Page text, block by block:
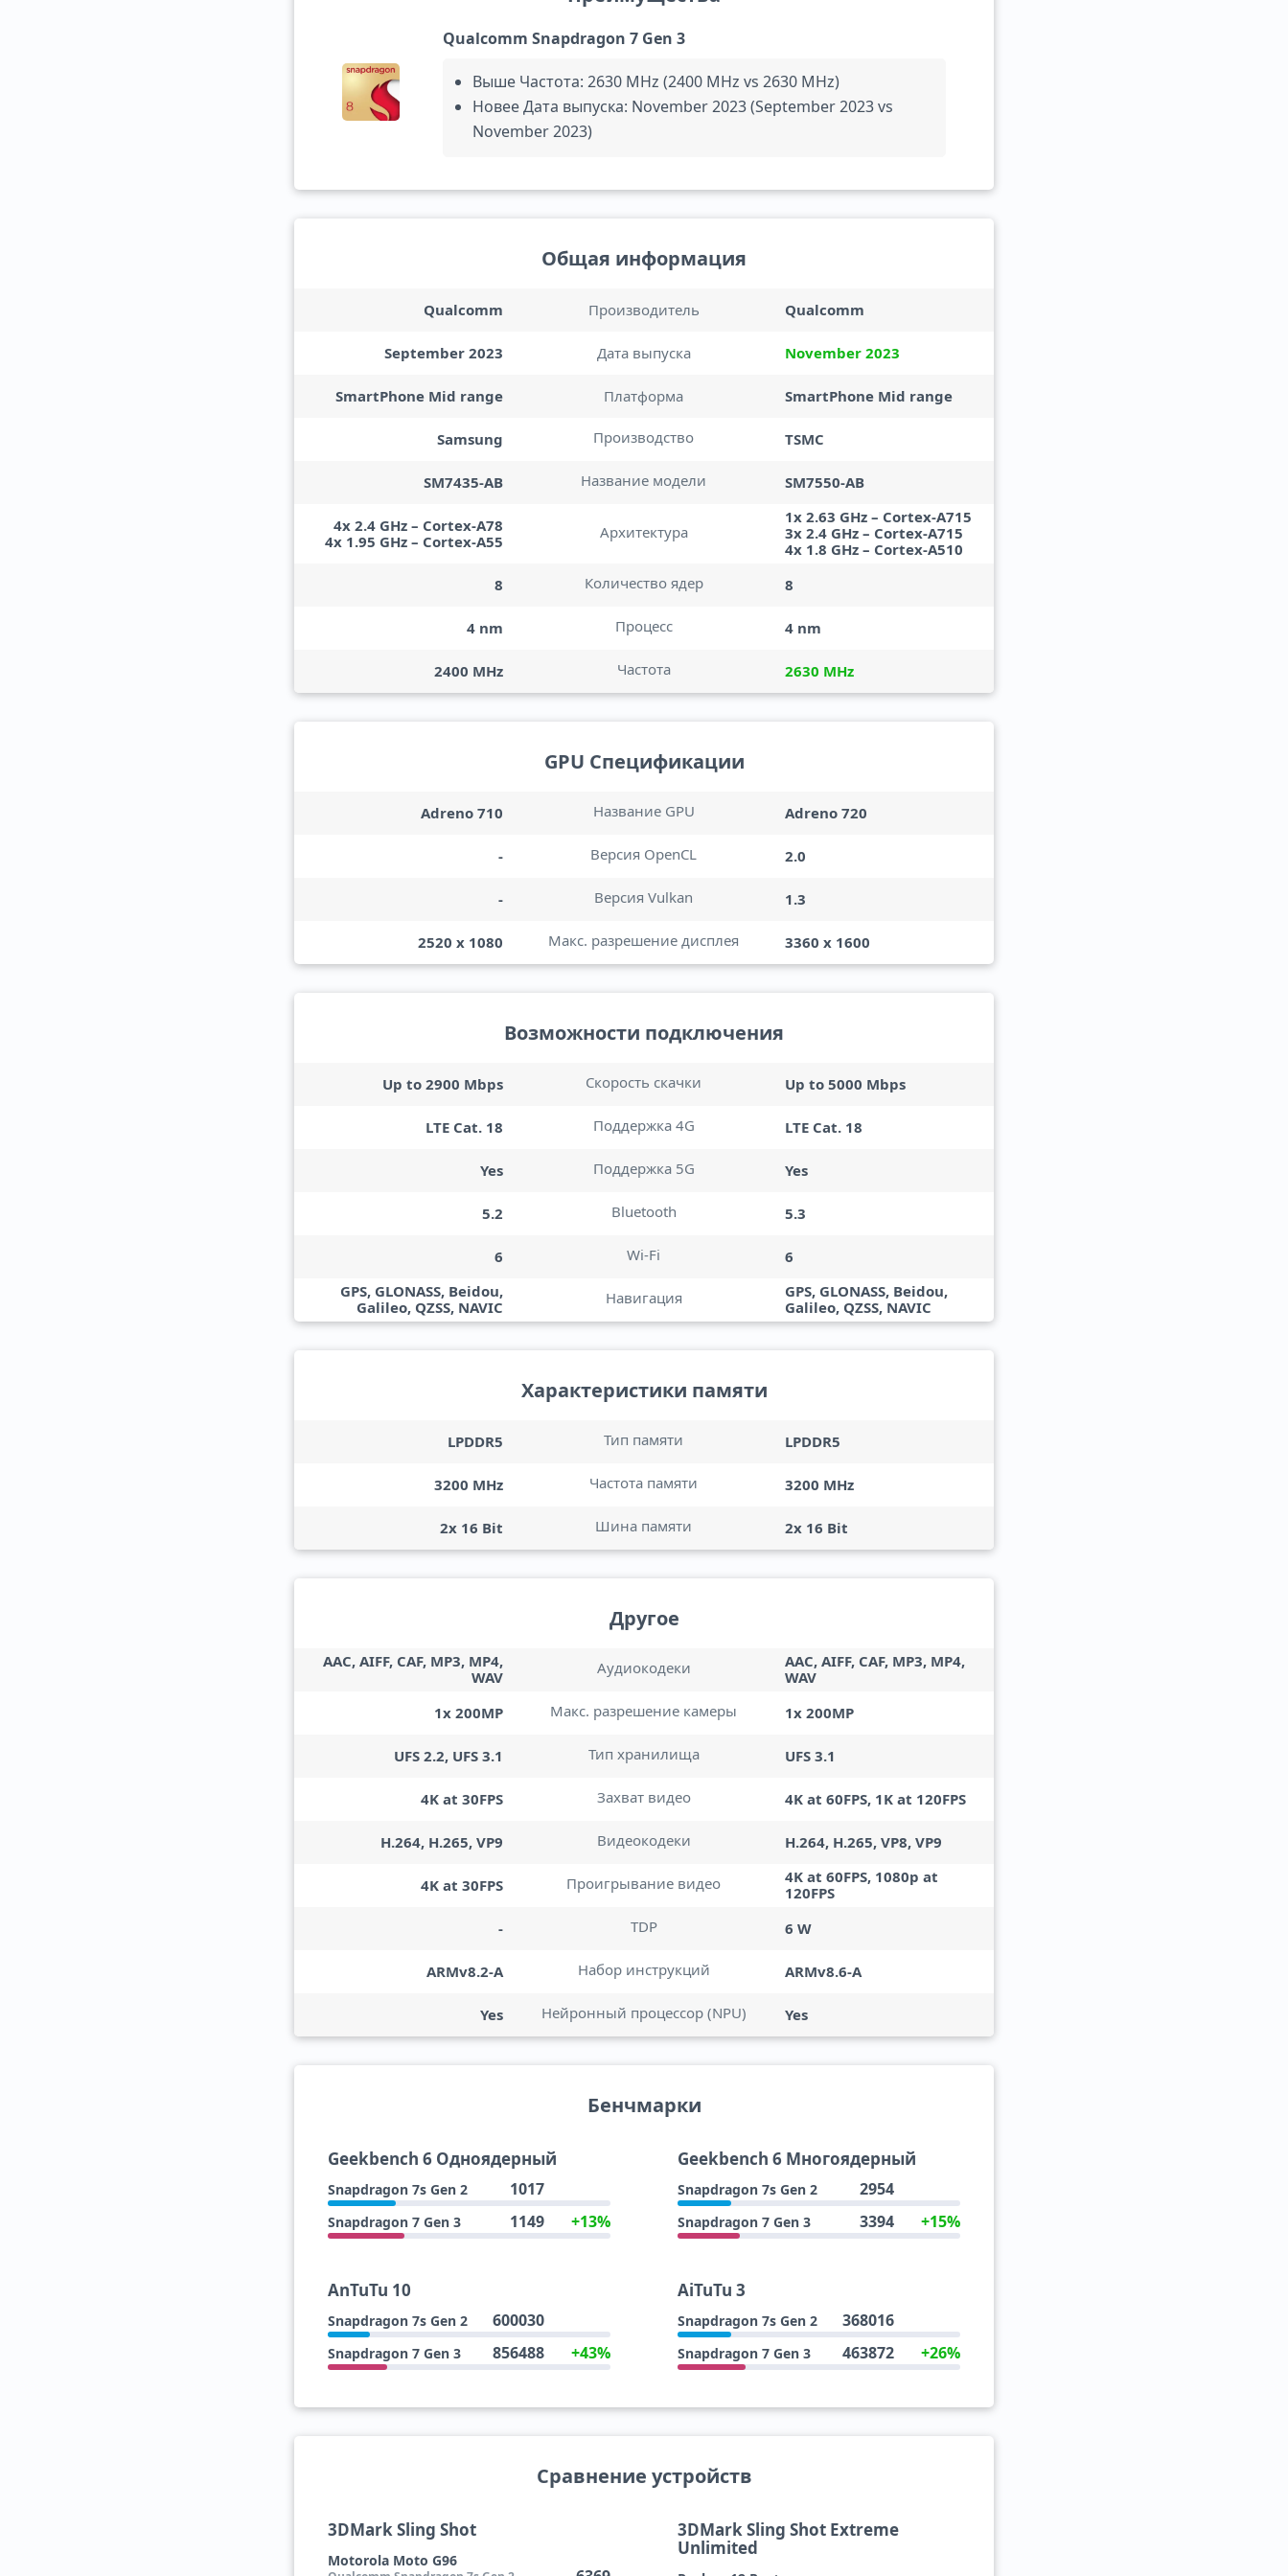
Qualcomm Snapdragon 7 Gen 3
Выше Частота: 2630 MHz (2400 MHz vs 2630 MHz)
Новее Дата выпуска: November 2023 (September 2023 vs
November 2023)
Общая информация
Qualcomm Производитель Qualcomm
September 2023 Дата выпуска November 2023
SmartPhone Mid range Платформа SmartPhone Mid range
Samsung Производство TSMC
SM7435-AB Название модели SM7550-AB
4x 2.4 GHz – Cortex-A78
4x 1.95 GHz – Cortex-A55
Архитектура
1x 2.63 GHz – Cortex-A715
3x 2.4 GHz – Cortex-A715
4x 1.8 GHz – Cortex-A510
8
Количество ядер 8
4 nm Процесс 4 nm
2400 MHz Частота 2630 MHz
GPU Спецификации
Adreno 710 Название GPU Adreno 720
- Версия OpenCL 2.0
- Версия Vulkan 1.3
2520 x 1080 Макс. разрешение дисплея 3360 x 1600
Возможности подключения
Up to 2900 Mbps Скорость скачки Up to 5000 Mbps
LTE Cat. 18 Поддержка 4G LTE Cat. 18
Yes Поддержка 5G Yes
5.2 Bluetooth 5.3
6 Wi-Fi
6
GPS, GLONASS, Beidou,
Galileo, QZSS, NAVIC
Навигация
GPS, GLONASS, Beidou,
Galileo, QZSS, NAVIC
Характеристики памяти
LPDDR5 Тип памяти LPDDR5
3200 MHz Частота памяти 3200 MHz
2x 16 Bit Шина памяти 2x 16 Bit
Другое
AAC, AIFF, CAF, MP3, MP4,
WAV
Аудиокодеки
AAC, AIFF, CAF, MP3, MP4,
WAV
1x 200MP
Макс. разрешение камеры 1x 200MP
UFS 2.2, UFS 3.1 Тип хранилища UFS 3.1
4K at 30FPS Захват видео 4K at 60FPS, 1K at 120FPS
H.264, H.265, VP9 Видеокодеки H.264, H.265, VP8, VP9
4K at 30FPS Проигрывание видео
4K at 60FPS, 1080p at
120FPS
-
TDP 6 W
ARMv8.2-A Набор инструкций ARMv8.6-A
Yes Нейронный процессор (NPU) Yes
Бенчмарки
Geekbench 6 Одноядерный
Snapdragon 7s Gen 2 1017
Snapdragon 7 Gen 3 1149 +13%
Geekbench 6 Многоядерный
Snapdragon 7s Gen 2 2954
Snapdragon 7 Gen 3 3394 +15%
AnTuTu 10
Snapdragon 7s Gen 2 600030
Snapdragon 7 Gen 3 856488 +43%
AiTuTu 3
Snapdragon 7s Gen 2 368016
Snapdragon 7 Gen 3 463872 +26%
Сравнение устройств
3DMark Sling Shot
Motorola Moto G96
3DMark Sling Shot Extreme
Unlimited